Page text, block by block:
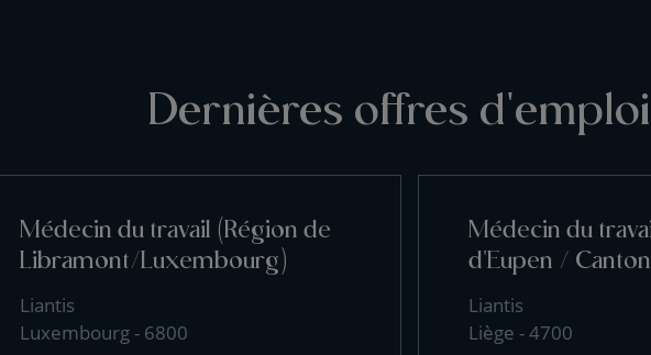
Dernières offres
Médecin du travail (Région de
Libramont/Luxembourg)
Liantis
Luxembourg - 6800
Médecin du
d'Eupen /
Liantis
Liège - 4700